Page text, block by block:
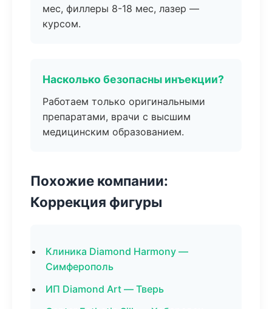
мес, филлеры 8-18 мес, лазер —
курсом.
Насколько безопасны инъекции?
Работаем только оригинальными
препаратами, врачи с высшим
медицинским образованием.
Похожие компании:
Коррекция фигуры
Клиника Diamond Harmony —
Симферополь
ИП Diamond Art — Тверь